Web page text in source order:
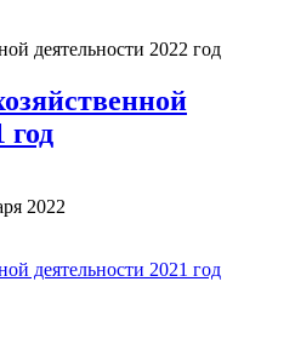
деятельности 2022 год
год
2022
деятельности 2021 год